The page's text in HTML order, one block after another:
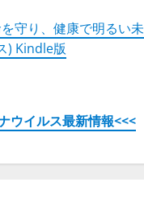
守り、健康で明るい
) Kindle版
ウイルス最新情報<<<